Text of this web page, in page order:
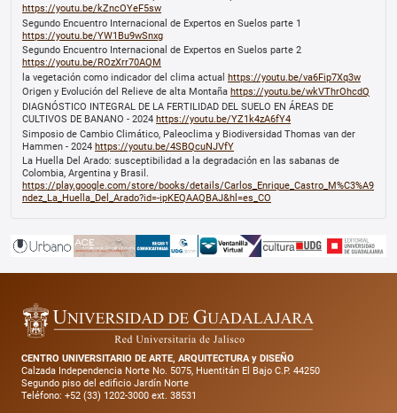
https://youtu.be/kZncOYeF5sw
Segundo Encuentro Internacional de Expertos en Suelos parte 1
https://youtu.be/YW1Bu9wSnxg
Segundo Encuentro Internacional de Expertos en Suelos parte 2
https://youtu.be/ROzXrr70AQM
la vegetación como indicador del clima actual https://youtu.be/va6Fip7Xq3w
Origen y Evolución del Relieve de alta Montaña https://youtu.be/wkVThrOhcdQ
DIAGNÓSTICO INTEGRAL DE LA FERTILIDAD DEL SUELO EN ÁREAS DE
CULTIVOS DE BANANO - 2024 https://youtu.be/YZ1k4zA6fY4
Simposio de Cambio Climático, Paleoclima y Biodiversidad Thomas van der
Hammen - 2024 https://youtu.be/4SBQcuNJVfY
La Huella Del Arado: susceptibilidad a la degradación en las sabanas de
Colombia, Argentina y Brasil.
https://play.google.com/store/books/details/Carlos_Enrique_Castro_M%C3%A9
ndez_La_Huella_Del_Arado?id=-ipKEQAAQBAJ&hl=es_CO
CENTRO UNIVERSITARIO DE ARTE, ARQUITECTURA y DISEÑO
Calzada Independencia Norte No. 5075, Huentitán El Bajo C.P. 44250
Segundo piso del edificio Jardín Norte
Teléfono: +52 (33) 1202-3000 ext. 38531